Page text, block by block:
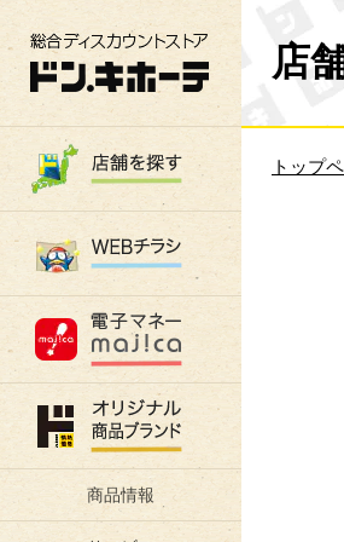
総合ディスカウ
商品情報
店
トップ